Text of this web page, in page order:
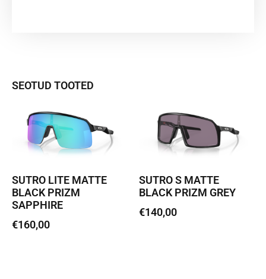
SEOTUD TOOTED
SUTRO LITE MATTE
BLACK PRIZM
SAPPHIRE
€160,00
SUTRO S MATTE
BLACK PRIZM GREY
€140,00